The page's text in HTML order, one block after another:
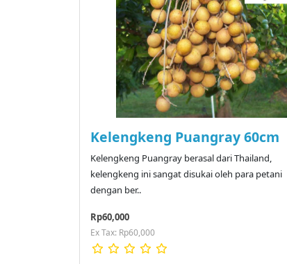
Kelengkeng Puangray 60cm
Kelengkeng Puangray berasal dari Thailand,
kelengkeng ini sangat disukai oleh para petani
dengan ber..
Rp60,000
Ex Tax: Rp60,000